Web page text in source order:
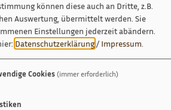
können diese auch an Dritte, z.B.
Auswertung, übermittelt werden. Sie
Einstellungen jederzeit abändern.
Datenschutzerklärung/ Impressum.
Cookies (immer erforderlich)